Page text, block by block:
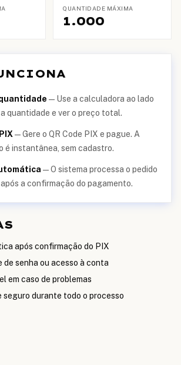
QUANTIDADE MÁXIMA
1.000
— Use a calculadora ao lado
quantidade e ver o preço total.
—Gere o QR Code PIX e pague. A
é instantânea, sem cadastro.
—O sistema processa o pedido
a confirmação do pagamento.
após confirmação do PIX
de senha ou acesso à conta
em caso de problemas
seguro durante todo o processo